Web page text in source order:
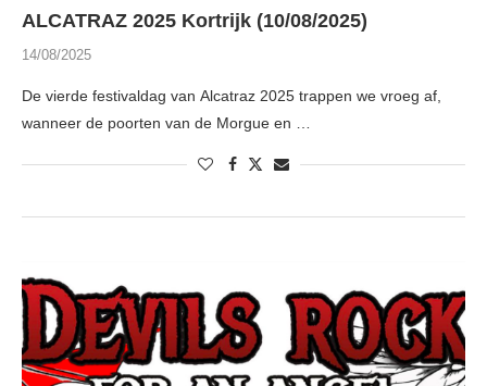
ALCATRAZ 2025 Kortrijk (10/08/2025)
14/08/2025
De vierde festivaldag van Alcatraz 2025 trappen we vroeg af,
wanneer de poorten van de Morgue en …